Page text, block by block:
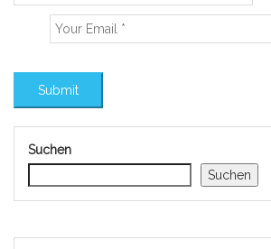
Suchen
Suchen